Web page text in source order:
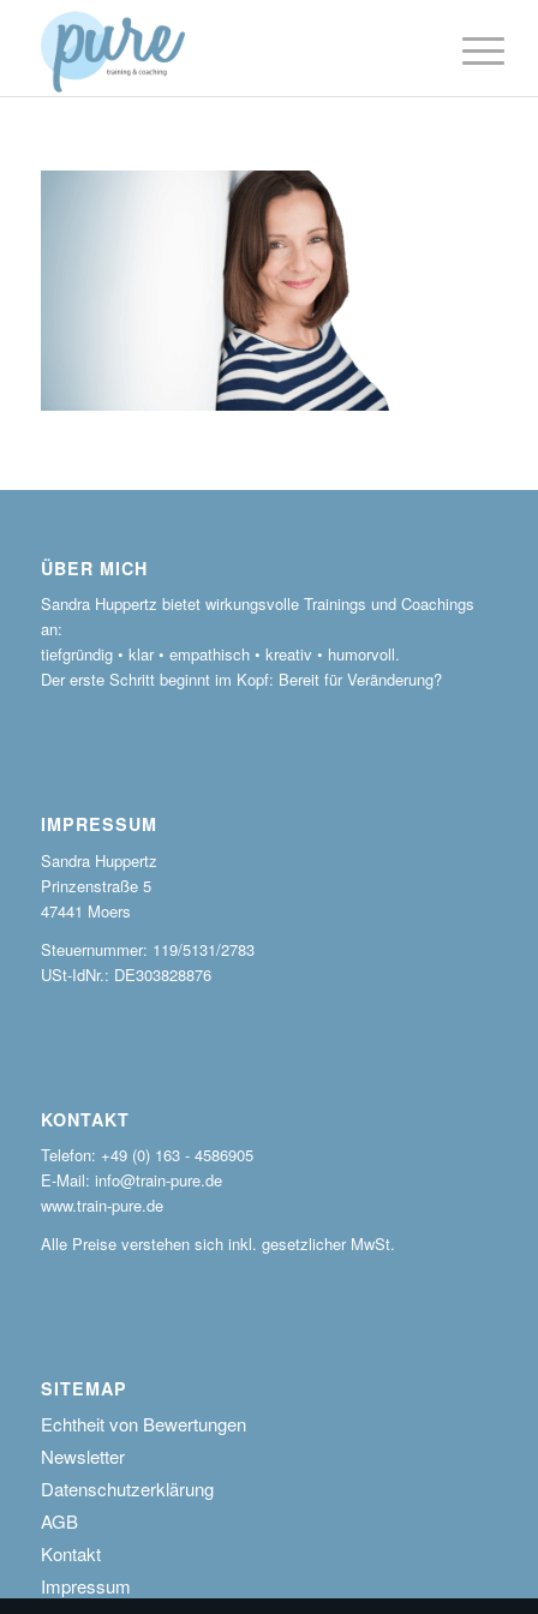
ÜBER MICH
Sandra Huppertz bietet wirkungsvolle Trainings und Coachings
an:
tiefgründig • klar • empathisch • kreativ • humorvoll.
Der erste Schritt beginnt im Kopf: Bereit für Veränderung?
IMPRESSUM
Sandra Huppertz
Prinzenstraße 5
47441 Moers
Steuernummer: 119/5131/2783
USt-IdNr.: DE303828876
KONTAKT
Telefon: +49 (0) 163 - 4586905
E-Mail: info@train-pure.de
www.train-pure.de
Alle Preise verstehen sich inkl. gesetzlicher MwSt.
SITEMAP
Echtheit von Bewertungen
Newsletter
Datenschutzerklärung
AGB
Kontakt
Impressum